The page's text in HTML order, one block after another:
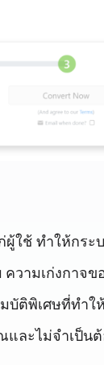
ผู้ใช้ ทำให้กร
วามเก่งกาจข
พิเศษที่ทำให้
และไม่จำเป็